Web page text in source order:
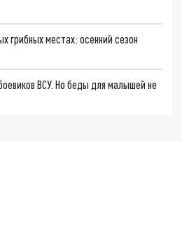
грибных местах: осенний сезон
ВСУ. Но беды для малышей не